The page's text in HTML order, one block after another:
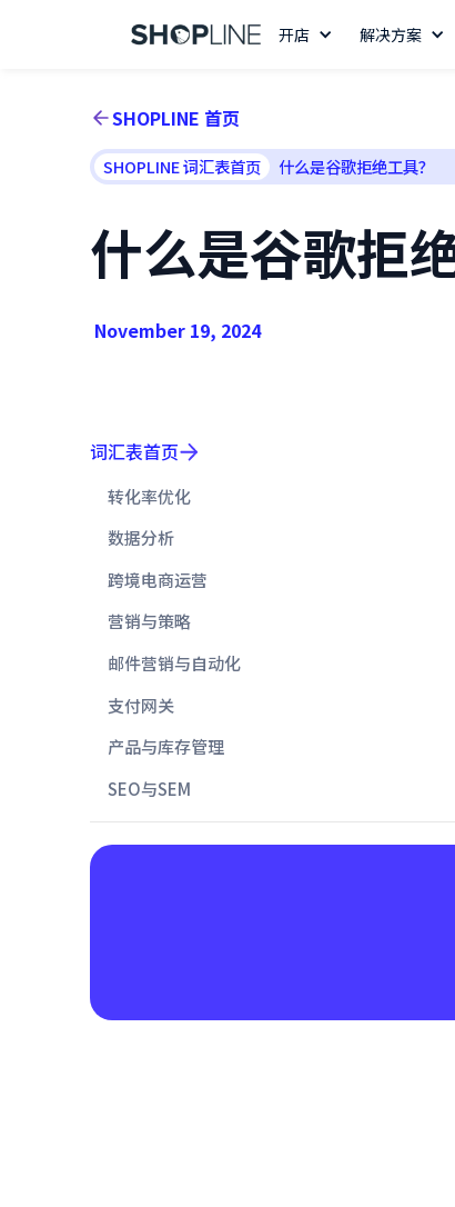
开店 解决方案
SHOPLINE 首页
SHOPLINE 词汇表首页 什么是谷歌拒绝工具？
什么是谷歌拒
November 19, 2024
词汇表首页
转化率优化
数据分析
跨境电商运营
营销与策略
邮件营销与自动化
支付网关
产品与库存管理
SEO与SEM